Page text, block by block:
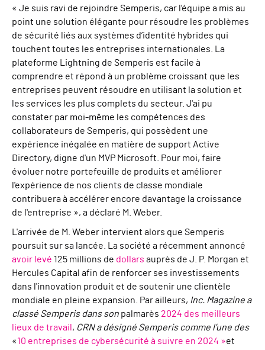
« Je suis ravi de rejoindre Semperis, car l’équipe a mis au
point une solution élégante pour résoudre les problèmes
de sécurité liés aux systèmes d’identité hybrides qui
touchent toutes les entreprises internationales. La
plateforme Lightning de Semperis est facile à
comprendre et répond à un problème croissant que les
entreprises peuvent résoudre en utilisant la solution et
les services les plus complets du secteur. J'ai pu
constater par moi-même les compétences des
collaborateurs de Semperis, qui possèdent une
expérience inégalée en matière de support Active
Directory, digne d'un MVP Microsoft. Pour moi, faire
évoluer notre portefeuille de produits et améliorer
l'expérience de nos clients de classe mondiale
contribuera à accélérer encore davantage la croissance
de l'entreprise », a déclaré M. Weber.
L'arrivée de M. Weber intervient alors que Semperis
poursuit sur sa lancée. La société a récemment annoncé
avoir levé 125 millions de dollars auprès de J. P. Morgan et
Hercules Capital afin de renforcer ses investissements
dans l'innovation produit et de soutenir une clientèle
mondiale en pleine expansion. Par ailleurs, Inc. Magazine a
classé Semperis dans son palmarès 2024 des meilleurs
lieux de travail , CRN a désigné Semperis comme l’une des
«10 entreprises de cybersécurité à suivre en 2024 »et